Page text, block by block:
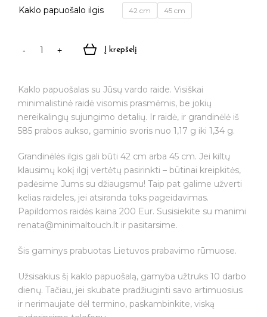
Kaklo papuošalo ilgis 42 cm 45 cm
produkto
kaklo
raide
Į krepšelį
Kaklo papuošalas su Jūsų vardo raide. Visiškai
minimalistinė raidė visomis prasmėmis, be jokių
nereikalingų sujungimo detalių. Ir raidė, ir grandinėlė iš
585 prabos aukso, gaminio svoris nuo 1,17 g iki 1,34 g.
Grandinėlės ilgis gali būti 42 cm arba 45 cm. Jei kiltų
klausimų kokį ilgį vertėtų pasirinkti – būtinai kreipkitės,
padėsime Jums su džiaugsmu! Taip pat galime užverti
kelias raideles, jei atsiranda toks pageidavimas.
Papildomos raidės kaina 200 Eur. Susisiekite su manimi
renata@minimaltouch.lt ir pasitarsime.
Šis gaminys prabuotas Lietuvos prabavimo rūmuose.
Užsisakius šį kaklo papuošalą, gamyba užtruks 10 darbo
dienų. Tačiau, jei skubate pradžiuginti savo artimuosius
ir nerimaujate dėl termino, paskambinkite, viską